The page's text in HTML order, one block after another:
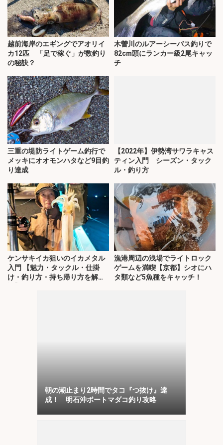
越前海岸のエギングでアオリイ
カ12匹 「足で稼ぐ」が数釣り
の秘訣？
木曽川のルアーシーバス釣りで
82cm頭にランカー級2尾キャッ
チ
三重の堤防ライトゲーム釣行で
メッキにオオモンハタなど9目釣
り達成
【2022年】伊勢湾サワラキャス
ティン入門 シーズン・タック
ル・釣り方
ケンサキイカ狙いのイカメタル
入門 【魅力・タックル・仕掛
け・釣り方・持ち帰り方を解
漁港周辺の浅場でライトロック
ゲームを満喫【京都】シオにハ
タ類など5魚種をキャッチ！
朝の潮止まり2時間でタコ『つ抜け』達
成！ 明石沖ボートマダコ釣り攻略